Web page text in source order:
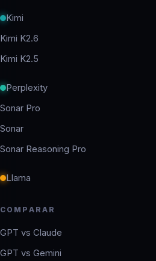
Kimi
Kimi K2.6
Kimi K2.5
Perplexity
Sonar Pro
Sonar
Sonar Reasoning Pro
Llama
COMPARAR
GPT vs Claude
GPT vs Gemini